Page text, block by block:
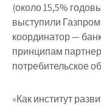
(около 15,5%
выступили
координатор —
принципам
потребительское
«Как институт